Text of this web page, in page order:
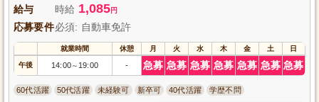
給与 時給 1,085円
応募要件必須: 自動車免許
就業時間 休憩 月 火 水 木 金 土 日
午後 14:00～ 19:00 - 急募 急募 急募 急募 急募 急募 急募
60代活躍 50代活躍 未経験可 新卒可 40代活躍 学歴不問